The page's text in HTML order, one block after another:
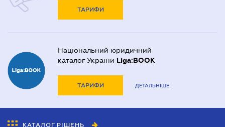
ТАРИФИ
Національний юридичний
каталог України Liga:BOOK
ТАРИФИ ДЕТАЛЬНІШЕ
КАТАЛОГ РІШЕНЬ